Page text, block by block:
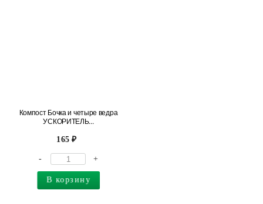
Компост Бочка и четыре ведра
УСКОРИТЕЛЬ...
165
- +
В корзину